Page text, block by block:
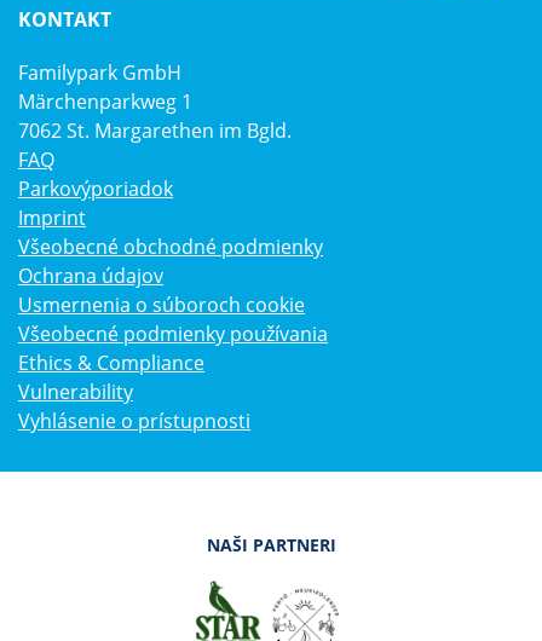
KONTAKT
Familypark GmbH
Märchenparkweg 1
7062 St. Margarethen im Bgld.
FAQ
Parkovýporiadok
Imprint
Všeobecné obchodné podmienky
Ochrana údajov
Usmernenia o súboroch cookie
Všeobecné podmienky používania
Ethics & Compliance
Vulnerability
Vyhlásenie o prístupnosti
NAŠI PARTNERI